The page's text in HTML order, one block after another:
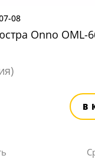
08
Onno OML-
В